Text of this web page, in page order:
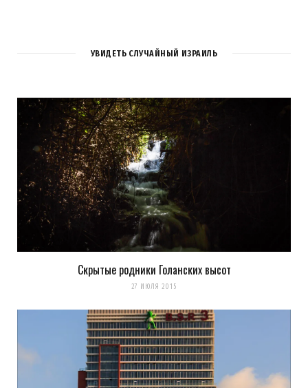
УВИДЕТЬ СЛУЧАЙНЫЙ ИЗРАИЛЬ
Скрытые родники Голанских высот
27 ИЮЛЯ 2015